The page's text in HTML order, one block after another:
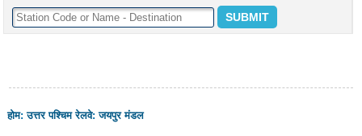
होम:उत्तर पश्चिम रेलवे:जयपुर मंडल